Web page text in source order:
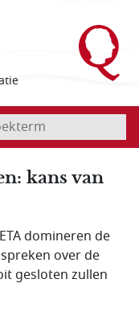
zoekterm
kans van
domineren de
over de
gesloten zullen